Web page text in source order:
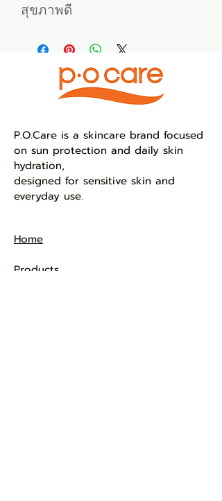
สุขภาพดี
​P.O.Care is a skincare brand focused
on sun protection and daily skin
hydration,
designed for sensitive skin and
everyday use.
Home
Products